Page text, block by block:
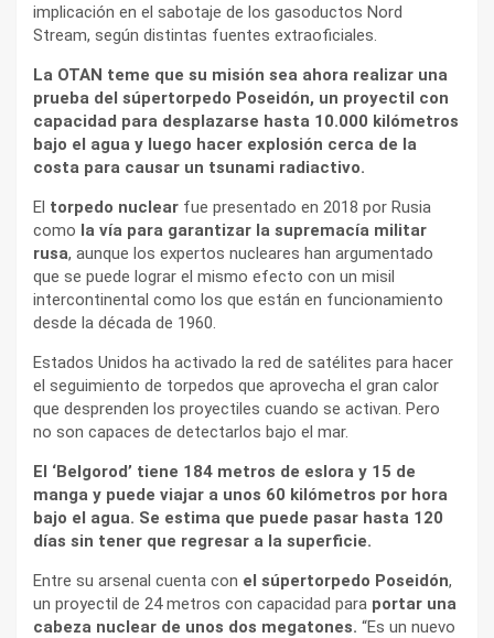
implicación en el sabotaje de los gasoductos Nord
Stream, según distintas fuentes extraoficiales.
La OTAN teme que su misión sea ahora realizar una
prueba del súpertorpedo Poseidón, un proyectil con
capacidad para desplazarse hasta 10.000 kilómetros
bajo el agua y luego hacer explosión cerca de la
costa para causar un tsunami radiactivo.
El torpedo nuclear fue presentado en 2018 por Rusia
como la vía para garantizar la supremacía militar
rusa, aunque los expertos nucleares han argumentado
que se puede lograr el mismo efecto con un misil
intercontinental como los que están en funcionamiento
desde la década de 1960.
Estados Unidos ha activado la red de satélites para hacer
el seguimiento de torpedos que aprovecha el gran calor
que desprenden los proyectiles cuando se activan. Pero
no son capaces de detectarlos bajo el mar.
El ‘Belgorod’ tiene 184 metros de eslora y 15 de
manga y puede viajar a unos 60 kilómetros por hora
bajo el agua. Se estima que puede pasar hasta 120
días sin tener que regresar a la superficie.
Entre su arsenal cuenta con el súpertorpedo Poseidón,
un proyectil de 24 metros con capacidad para portar una
cabeza nuclear de unos dos megatones. “Es un nuevo